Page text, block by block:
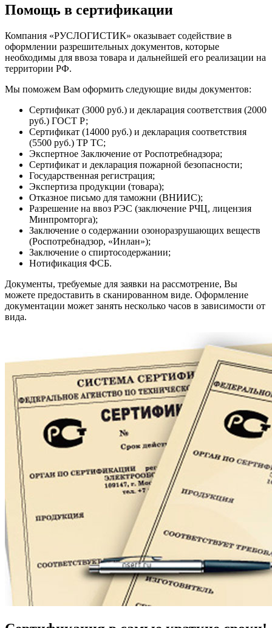
Помощь в сертификации
Компания «РУСЛОГИСТИК» оказывает содействие в
оформлении разрешительных документов, которые
необходимы для ввоза товара и дальнейшей его реализации на
территории РФ.
Мы поможем Вам оформить следующие виды документов:
Сертификат (3000 руб.) и декларация соответствия (2000
руб.) ГОСТ Р;
Сертификат (14000 руб.) и декларация соответствия
(5500 руб.) ТР ТС;
Экспертное Заключение от Роспотребнадзора;
Сертификат и декларация пожарной безопасности;
Государственная регистрация;
Экспертиза продукции (товара);
Отказное письмо для таможни (ВНИИС);
Разрешение на ввоз РЭС (заключение РЧЦ, лицензия
Минпромторга);
Заключение о содержании озоноразрушающих веществ
(Роспотребнадзор, «Инлан»);
Заключение о спиртосодержании;
Нотификация ФСБ.
Документы, требуемые для заявки на рассмотрение, Вы
можете предоставить в сканированном виде. Оформление
документации может занять несколько часов в зависимости от
вида.